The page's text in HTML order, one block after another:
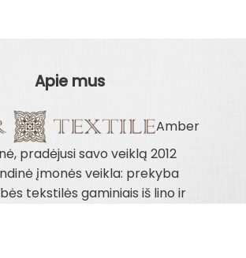
Apie mus
Amber
pradėjusi savo veiklą 2012
įmonės veikla: prekyba
tekstilės gaminiais iš lino ir